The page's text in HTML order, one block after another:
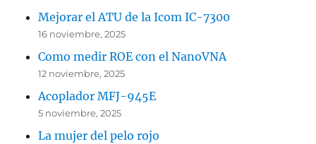
Mejorar el ATU de la Icom IC-7300
16 noviembre, 2025
Como medir ROE con el NanoVNA
12 noviembre, 2025
Acoplador MFJ-945E
5 noviembre, 2025
La mujer del pelo rojo